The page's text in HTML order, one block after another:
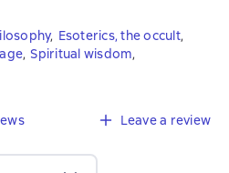
, Esoterics, the occult,
, Spiritual wisdom,
Leave a review